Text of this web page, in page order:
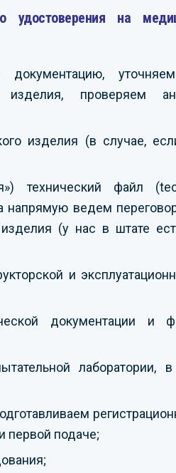
удостоверения на
документацию,
изделия, проверяем
изделия (в случае,
технический файл
напрямую ведем
(у нас в штате
и
документации и
лаборатории,
первой подаче;